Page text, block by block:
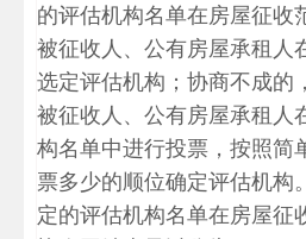
的评估机构名单在房屋征收
被征收人、公有房屋承租人
选定评估机构；协商不成的
被征收人、公有房屋承租人
构名单中进行投票，按照简
票多少的顺位确定评估机构
定的评估机构名单在房屋征